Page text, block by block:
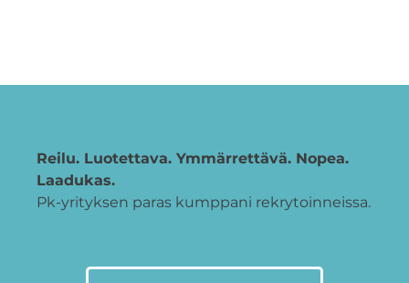
Reilu. Luotettava. Ymmärrettävä. Nopea.
Laadukas.
Pk-yrityksen paras kumppani rekrytoinneissa.